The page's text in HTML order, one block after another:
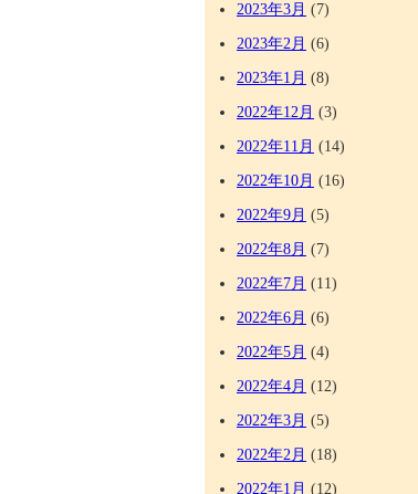
2023年3月 (7)
2023年2月 (6)
2023年1月 (8)
2022年12月 (3)
2022年11月 (14)
2022年10月 (16)
2022年9月 (5)
2022年8月 (7)
2022年7月 (11)
2022年6月 (6)
2022年5月 (4)
2022年4月 (12)
2022年3月 (5)
2022年2月 (18)
2022年1月 (12)